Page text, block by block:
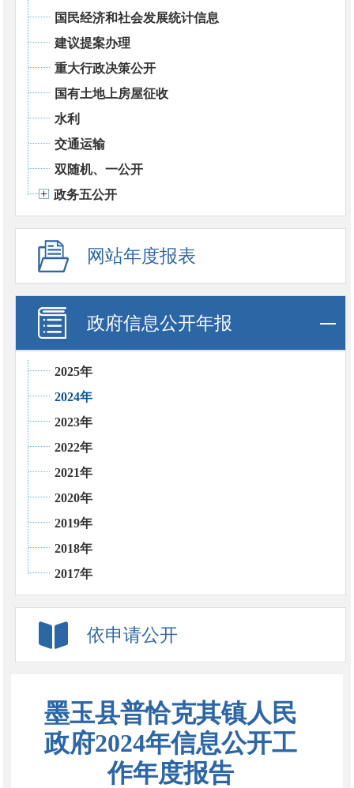
国民经济和社会发展统计信息
建议提案办理
重大行政决策公开
国有土地上房屋征收
水利
交通运输
双随机、一公开
政务五公开
网站年度报表
政府信息公开年报
2025年
2024年
2023年
2022年
2021年
2020年
2019年
2018年
2017年
依申请公开
墨玉县普恰克其镇人民
政府2024年信息公开工
作年度报告